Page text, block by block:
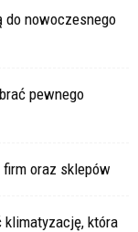
do nowoczesnego
pewnego
oraz sklepów
która